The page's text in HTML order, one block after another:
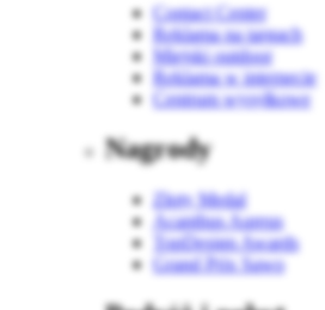
Contact Center
Reklama na targach
Miejski outdoor
Reklama w internecie
Centrum wysyłkowe
Nagrody
Złoty Medal
Acanthus Aureus
TopDesign Awards
Grand Prix Sawo